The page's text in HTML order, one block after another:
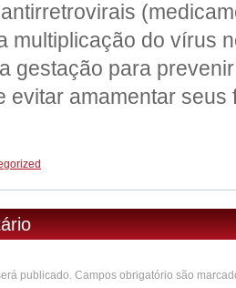
multiplicação do vírus
gestação para
evitar amamentar seus
publicado. Campos obrigatório são